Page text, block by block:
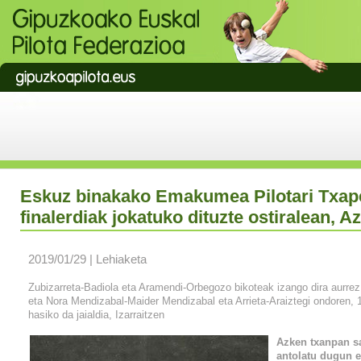
Eskuz binakako Emakumea Pilotari
finalerdiak jokatuko dituzte ostiralean,
2019/01/29 | Lehiaketa
Zubizarreta-Badiola eta Aramendi-Orbegozo bikoteak izango dira
eta Nora Mendizabal-Maider Mendizabal eta Arrieta-Araiztegi ondoren,
hasiko da jaialdia, Izarraitzen
Azken txanpan
antolatu dugun